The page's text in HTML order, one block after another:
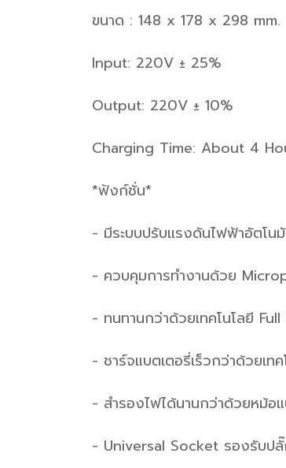
ขนาด : 148 x 178 x 298 mm.
Input: 220V ± 25%
Output: 220V ± 10%
Charging Time: About 4
*ฟังก์ชั่น*
- มีระบบปรับแรงดันไฟฟ้าอัตโน
- ควบคุมการทำงานด้วย
- ทนทานกว่าด้วยเทคโนโลยี
- ชาร์จแบตเตอรี่เร็วกว่าด้วยเท
- สำรองไฟได้นานกว่าด้วยหม้
- Universal Socket รองรับปลั๊